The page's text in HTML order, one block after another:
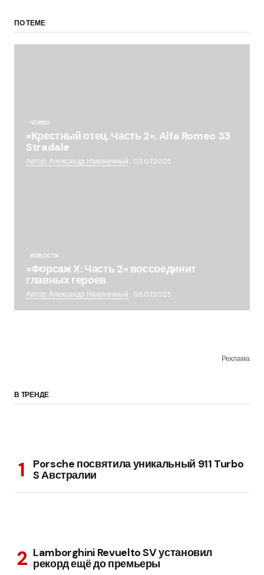
ПО ТЕМЕ
ЧТИВО
«Крестный отец. Часть 2». Alfa Romeo 33
Stradale
Автор: Александр Наконечный 03.07.2025
НОВОСТИ
«Форсаж X: Часть 2» воссоединит
главных героев
Автор: Александр Наконечный 03.07.2025
Реклама
В ТРЕНДЕ
Porsche посвятила уникальный 911 Turbo
S Австралии
Lamborghini Revuelto SV установил
рекорд ещё до премьеры